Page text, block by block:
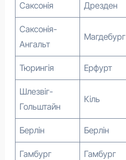
Саксонія Дрезден
Саксонія-
Ангальт
Магдебург
Тюрингія Ерфурт
Шлезвіг-
Гольштайн
Кіль
Берлін Берлін
Гамбург Гамбург